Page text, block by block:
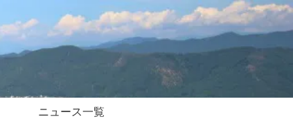
ニュース一覧